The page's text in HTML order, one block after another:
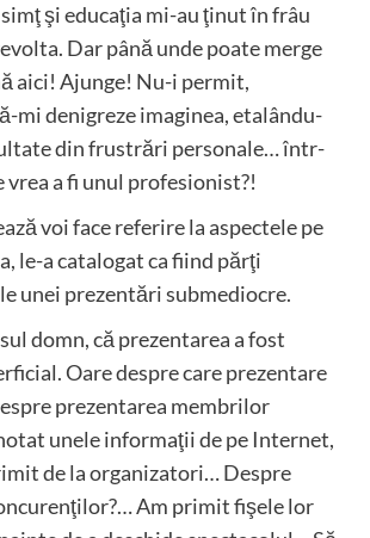
şi educaţia mi-au ţinut în frâu
Dar până unde poate merge
aici! Ajunge! Nu-i permit,
mi denigreze imaginea, etalându-
din frustrări personale… într-
vrea a fi unul profesionist?!
voi face referire la aspectele pe
le-a catalogat ca fiind părţi
unei prezentări submediocre.
domn, că prezentarea a fost
Oare despre care prezentare
prezentarea membrilor
unele informaţii de pe Internet,
de la organizatori… Despre
Am primit fişele lor